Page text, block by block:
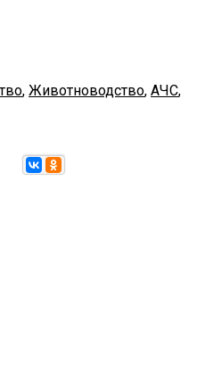
, Животноводство, АЧС,